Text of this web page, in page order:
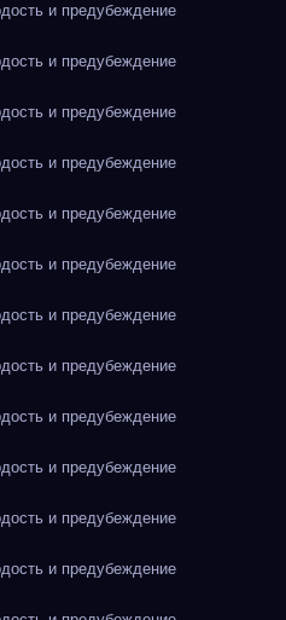
и предубеждение
и предубеждение
и предубеждение
и предубеждение
и предубеждение
и предубеждение
и предубеждение
и предубеждение
и предубеждение
и предубеждение
и предубеждение
и предубеждение